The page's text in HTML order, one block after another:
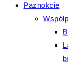
Paznokcie